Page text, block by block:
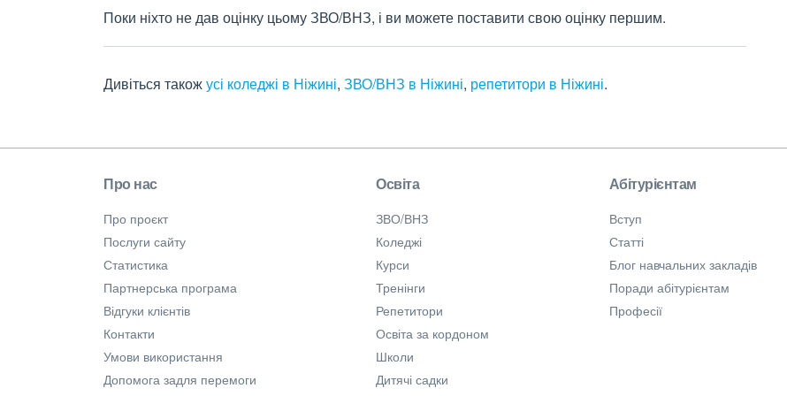
Поки ніхто не дав оцінку цьому ЗВО/ВНЗ, і ви можете поставити свою оцінку першим.
Дивіться такожусі коледжі в Ніжині, ЗВО/ВНЗ в Ніжині, репетитори в Ніжині.
Про нас
Про проєкт
Послуги сайту
Статистика
Партнерська програма
Відгуки клієнтів
Контакти
Умови використання
Допомога задля перемоги
Освіта
ЗВО/ВНЗ
Коледжі
Курси
Тренінги
Репетитори
Освіта за кордоном
Школи
Дитячі садки
Абітурієнтам
Вступ
Статті
Блог навчальних закладів
Поради абітурієнтам
Професії